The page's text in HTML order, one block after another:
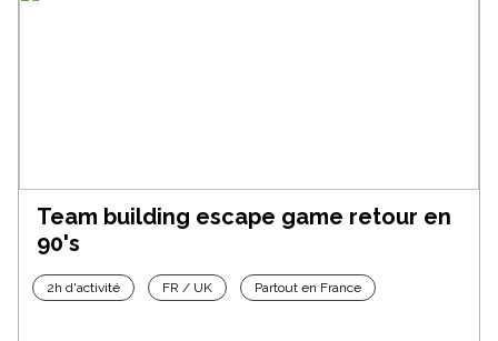
Team building escape game retour en
90's
2h d'activité FR / UK Partout en France